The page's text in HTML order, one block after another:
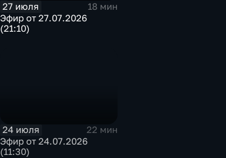
27 июля
18 мин
Эфир от 27.07.2026
(21:10)
24 июля
22 мин
Эфир от 24.07.2026
(11:30)